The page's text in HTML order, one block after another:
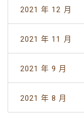
2021 年 12 月
2021 年 11 月
2021 年 9 月
2021 年 8 月